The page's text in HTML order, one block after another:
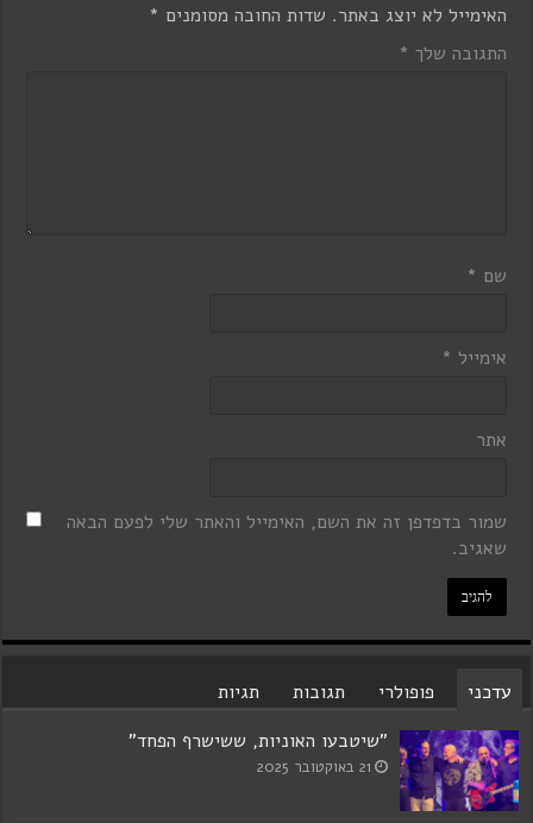
האימייל לא יוצג באתר. שדות החובה מסומנים *
התגובה שלך *
שם *
אימייל *
אתר
שמור בדפדפן זה את השם, האימייל והאתר שלי לפעם הבאה
שאגיב.
עדכני פופולרי תגובות
תגיות
"שיטבעו האוניות, ששישרף הפחד"
21 באוקטובר 2025